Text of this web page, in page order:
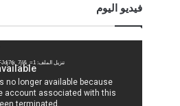
فيديو اليوم
تنزيل الملف: https://www.youtube.com/watch?v=FJdj7tk_7jI&_=1